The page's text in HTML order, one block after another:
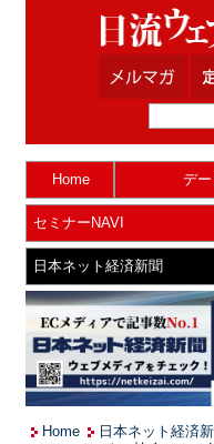
Home デー
セミナーNAVI
日本ネット経済新聞
Home 日本ネット経済